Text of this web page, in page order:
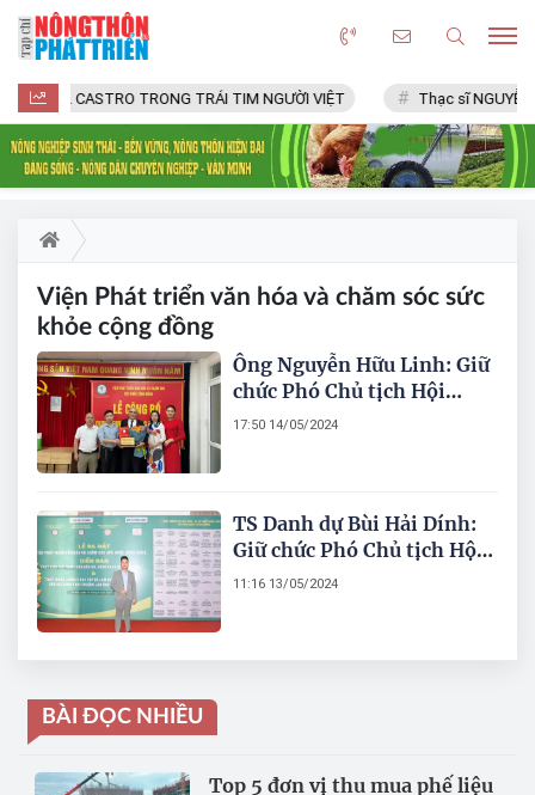
FIDEL CASTRO TRONG TRÁI TIM NGƯỜI VIỆT Thạc sĩ NGUYỄN
Viện Phát triển văn hóa và chăm sóc sức
khỏe cộng đồng
Ông Nguyễn Hữu Linh: Giữ
chức Phó Chủ tịch Hội
đồng khoa học về chăm sóc
sức khỏe cộng đồng
17:50 14/05/2024
TS Danh dự Bùi Hải Dính:
Giữ chức Phó Chủ tịch Hội
đồng khoa học nghiên cứu
11:16 13/05/2024
BÀI ĐỌC NHIỀU
Top 5 đơn vị thu mua phế liệu